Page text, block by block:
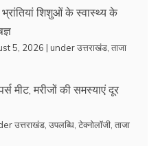
शिशुओं के स्वास्थ्य के
5, 2026 | underउत्तराखंड, ताजा
मीट, मरीजों की समस्याएं दूर
उत्तराखंड, उपलब्धि, टेक्नोलॉजी, ताजा